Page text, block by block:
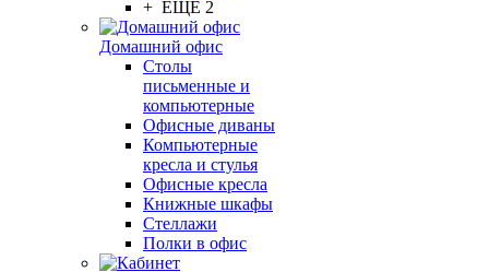
+ ЕЩЕ 2
Домашний офис
Столы
письменные и
компьютерные
Офисные диваны
Компьютерные
кресла и стулья
Офисные кресла
Книжные шкафы
Стеллажи
Полки в офис